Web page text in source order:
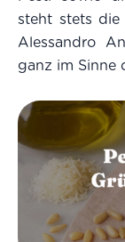
steht stets
Alessandro
ganz im Sinne